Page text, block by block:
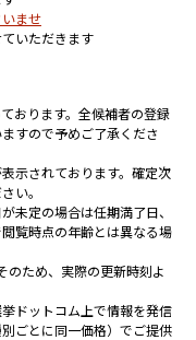
ませ
いただきます
おります。全候補者の登録
すので予めご了承くださ
示されております。確定次
い。
未定の場合は任期満了日、
覧時点の年齢とは異なる場
ため、実際の更新時刻よ
ドットコム上で情報を発信
ごとに同一価格）でご提供